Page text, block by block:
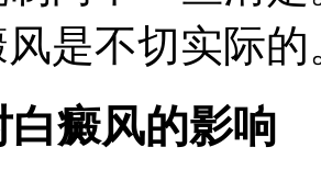
是不切实际的
白癜风的影响